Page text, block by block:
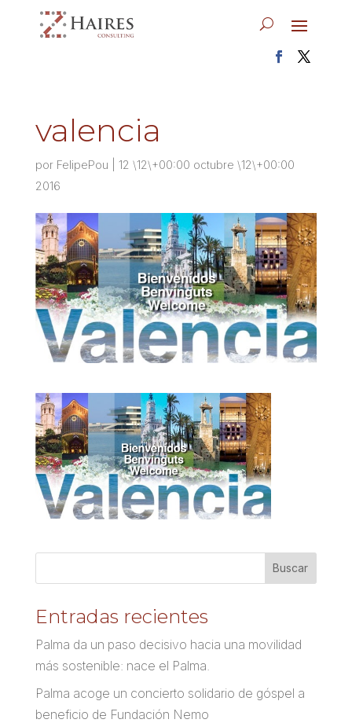
valencia
por FelipePou
12 \12\+00:00 octubre \12\+00:00
2016
Entradas recientes
Palma da un paso decisivo hacia una movilidad
más sostenible: nace el Palma.
Palma acoge un concierto solidario de góspel a
beneficio de Fundación Nemo